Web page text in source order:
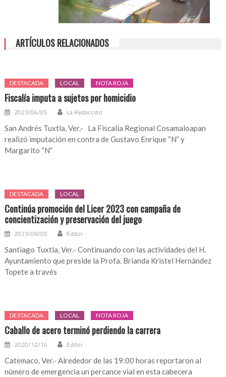
ARTÍCULOS RELACIONADOS
DESTACADA LOCAL NOTA ROJA
Fiscalía imputa a sujetos por homicidio
2023/04/05 La Redacción
San Andrés Tuxtla, Ver.- La Fiscalía Regional Cosamaloapan
realizó imputación en contra de Gustavo Enrique “N” y
Margarito “N”
DESTACADA LOCAL
Continúa promoción del Licer 2023 con campaña de
concientización y preservación del juego
2023/06/05 Editor
Santiago Tuxtla, Ver.- Continuando con las actividades del H.
Ayuntamiento que preside la Profa. Brianda Kristel Hernández
Topete a través
DESTACADA LOCAL NOTA ROJA
Caballo de acero terminó perdiendo la carrera
2020/12/14 Editor
Catemaco, Ver.- Alrededor de las 19:00 horas reportaron al
número de emergencia un percance vial en esta cabecera